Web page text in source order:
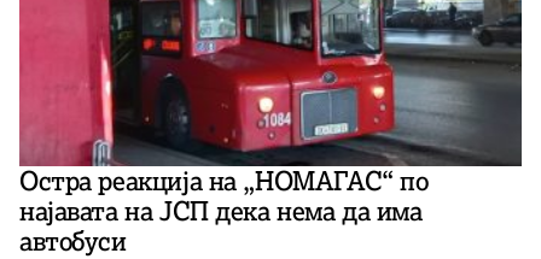
Остра реакција на „НОМАГАС“ по
најавата на ЈСП дека нема да има
автобуси